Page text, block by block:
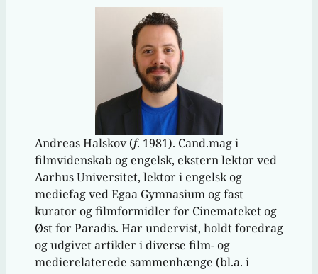
Andreas Halskov (f. 1981). Cand.mag i
filmvidenskab og engelsk, ekstern lektor ved
Aarhus Universitet, lektor i engelsk og
mediefag ved Egaa Gymnasium og fast
kurator og filmformidler for Cinemateket og
Øst for Paradis. Har undervist, holdt foredrag
og udgivet artikler i diverse film- og
medierelaterede sammenhænge (bl.a. i